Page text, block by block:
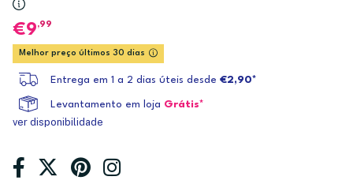
9,99
Melhor preço últimos 30 dias
Entrega em 1 a 2 dias úteis desde €2,90*
Levantamento em loja Grátis*
ver disponibilidade